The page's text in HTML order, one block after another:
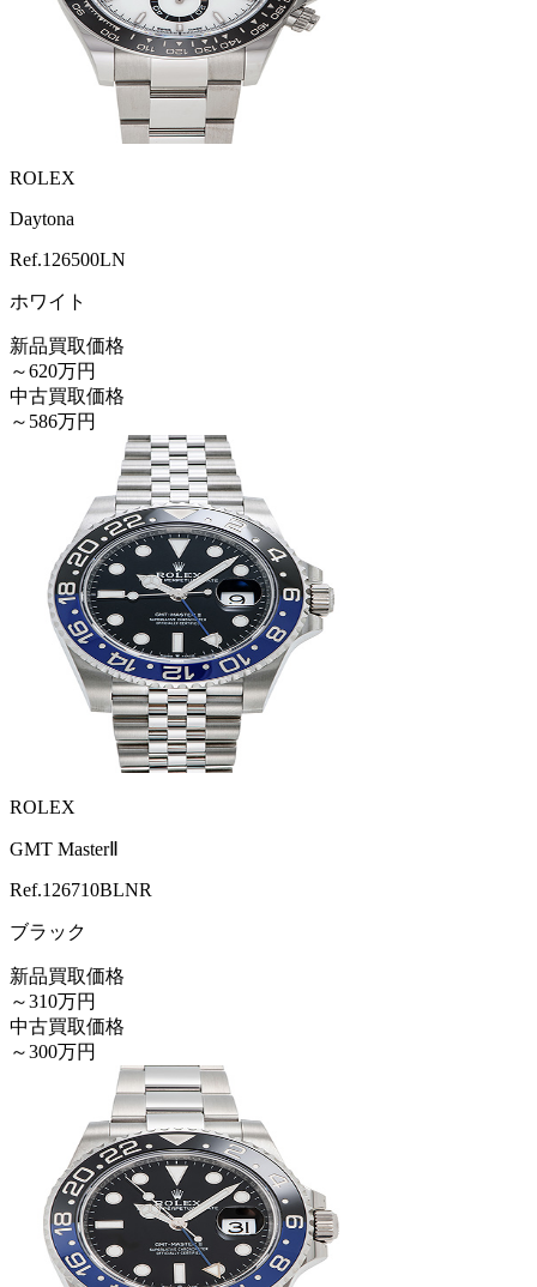
ROLEX
Daytona
Ref.126500LN
ホワイト
新品買取価格
～620万円
中古買取価格
～586万円
ROLEX
GMT MasterⅡ
Ref.126710BLNR
ブラック
新品買取価格
～310万円
中古買取価格
～300万円